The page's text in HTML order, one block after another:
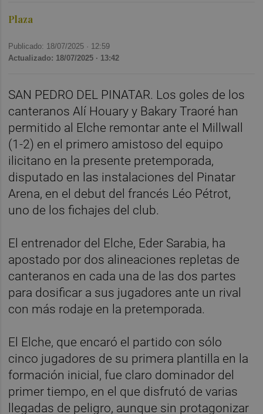
Plaza
Publicado: 18/07/2025 · 12:59
Actualizado: 18/07/2025 · 13:42
SAN PEDRO DEL PINATAR. Los goles de los
canteranos Alí Houary y Bakary Traoré han
permitido al Elche remontar ante el Millwall
(1-2) en el primero amistoso del equipo
ilicitano en la presente pretemporada,
disputado en las instalaciones del Pinatar
Arena, en el debut del francés Léo Pétrot,
uno de los fichajes del club.
El entrenador del Elche, Eder Sarabia, ha
apostado por dos alineaciones repletas de
canteranos en cada una de las dos partes
para dosificar a sus jugadores ante un rival
con más rodaje en la pretemporada.
El Elche, que encaró el partido con sólo
cinco jugadores de su primera plantilla en la
formación inicial, fue claro dominador del
primer tiempo, en el que disfrutó de varias
llegadas de peligro, aunque sin protagonizar